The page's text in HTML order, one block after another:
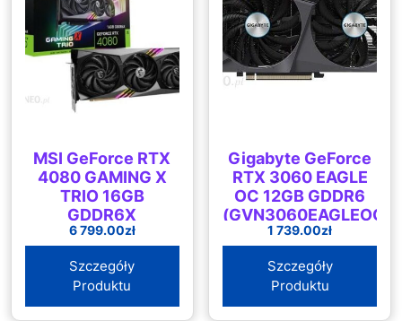
MSI GeForce RTX
4080 GAMING X
TRIO 16GB
GDDR6X
6 799.00zł
Szczegóły
Produktu
Gigabyte GeForce
RTX 3060 EAGLE
OC 12GB GDDR6
1 739.00zł
Szczegóły
Produktu